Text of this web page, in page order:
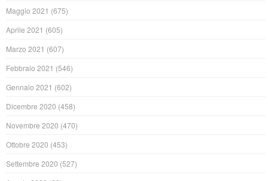
Maggio 2021 (675)
Aprile 2021 (605)
Marzo 2021 (607)
Febbraio 2021 (546)
Gennaio 2021 (602)
Dicembre 2020 (458)
Novembre 2020 (470)
Ottobre 2020 (453)
Settembre 2020 (527)